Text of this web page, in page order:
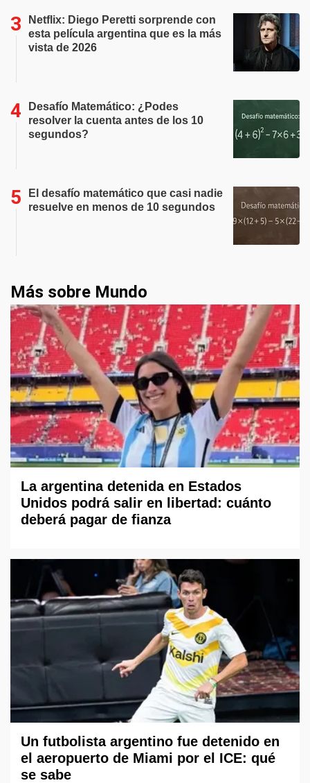
Netflix: Diego Peretti sorprende con
esta película argentina que es la más
vista de 2026
Desafío Matemático: ¿Podes
resolver la cuenta antes de los 10
segundos?
El desafío matemático que casi nadie
resuelve en menos de 10 segundos
Más sobre Mundo
La argentina detenida en Estados
Unidos podrá salir en libertad: cuánto
deberá pagar de fianza
Un futbolista argentino fue detenido en
el aeropuerto de Miami por el ICE: qué
se sabe